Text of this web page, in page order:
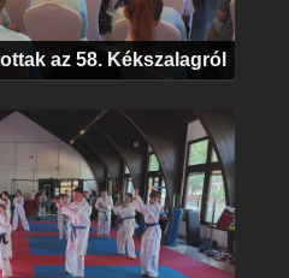
az 58. Kékszalagról